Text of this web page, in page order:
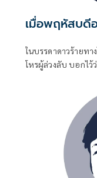
เมื่อพฤหัสบดี
ในบรรดาดาวร้ายท
โหรผู้ล่วงลับ บอกไ
ตัวบุคคล ทำให้เกิด
ต่างๆ ตามคำจำกัด